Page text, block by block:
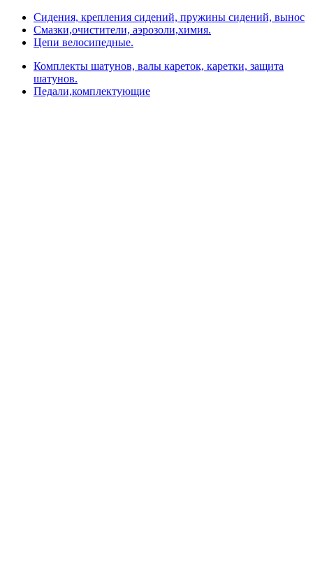
Сидения, крепления сидений, пружины сидений, вынос
Смазки,очистители, аэрозоли,химия.
Цепи велосипедные.
Комплекты шатунов, валы кареток, каретки, защита
шатунов.
Педали,комплектующие